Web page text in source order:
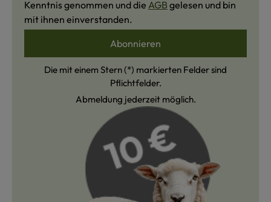
Kenntnis genommen und die AGB gelesen und bin
mit ihnen einverstanden.
Abonnieren
Die mit einem Stern (*) markierten Felder sind
Pflichtfelder.
Abmeldung jederzeit möglich.